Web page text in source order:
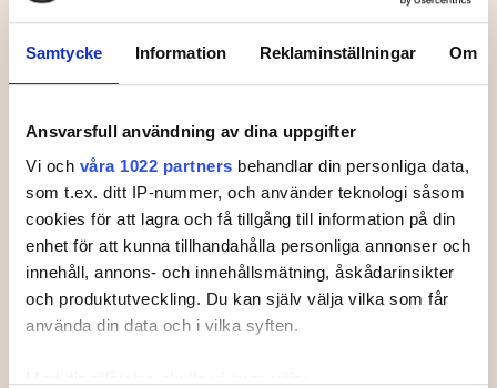
Samtycke Information Reklaminställningar Om
Ansvarsfull användning av dina uppgifter
Vi och våra 1022 partners behandlar din personliga data,
som t.ex. ditt IP-nummer, och använder teknologi såsom
cookies för att lagra och få tillgång till information på din
enhet för att kunna tillhandahålla personliga annonser och
innehåll, annons- och innehållsmätning, åskådarinsikter
och produktutveckling. Du kan själv välja vilka som får
använda din data och i vilka syften.
Deltagare.
Klass
Status
Spelare
1 KIHLGREN, Alvin
2 NORDLING, John